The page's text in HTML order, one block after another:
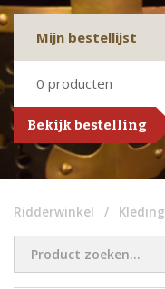
Mijn bestellijst
0 producten
Bekijk bestelling
Ridderwinkel